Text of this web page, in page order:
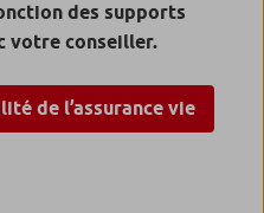
des supports
votre conseiller.
de l’assurance vie